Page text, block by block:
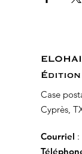
Édition
Case
Cyprès,
Courriel :